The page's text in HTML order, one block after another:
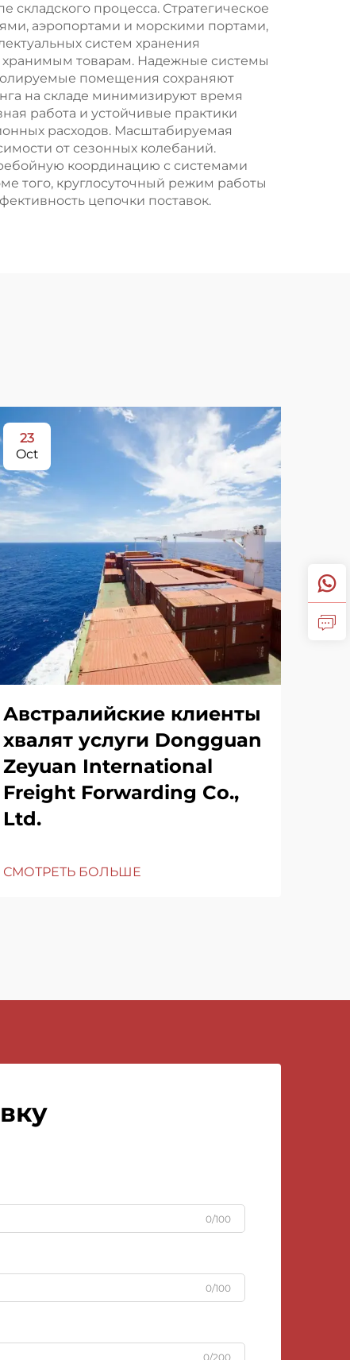
процесса. Стратегическое
аэропортами и морскими портами,
систем хранения
хранимым товарам. Надежные системы
помещения сохраняют
на складе минимизируют время
работа и устойчивые практики
расходов. Масштабируемая
от сезонных колебаний.
координацию с системами
того, круглосуточный режим работы
цепочки поставок.
23
Oct
Австралийские клиенты
хвалят услуги Dongguan
Zeyuan International
Freight Forwarding Co.,
Ltd.
СМОТРЕТЬ БОЛЬШЕ
0/100
0/100
0/200